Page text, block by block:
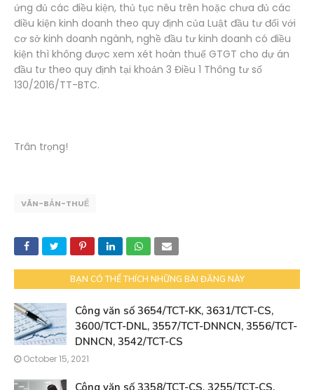
ứng đủ các điều kiện, thủ tục nêu trên hoặc chưa đủ các
điều kiện kinh doanh theo quy định của Luật đầu tư đối với
cơ sở kinh doanh ngành, nghề đầu tư kinh doanh có điều
kiện thì không được xem xét hoàn thuế GTGT cho dự án
đầu tư theo quy định tại khoản 3 Điều 1 Thông tư số
130/2016/TT-BTC.
Trân trọng!
VĂN-BẢN-THUẾ
BẠN CÓ THỂ THÍCH NHỮNG BÀI ĐĂNG NÀY
Công văn số 3654/TCT-KK, 3631/TCT-CS,
3600/TCT-DNL, 3557/TCT-DNNCN, 3556/TCT-
DNNCN, 3542/TCT-CS
October 15, 2021
Công văn số 3358/TCT-CS, 3255/TCT-CS,